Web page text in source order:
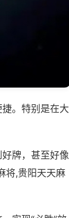
。特别是在大
牌，甚至好像
将,贵阳天天麻